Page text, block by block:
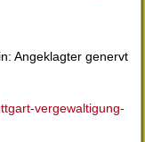
Angeklagter genervt
vergewaltigung-